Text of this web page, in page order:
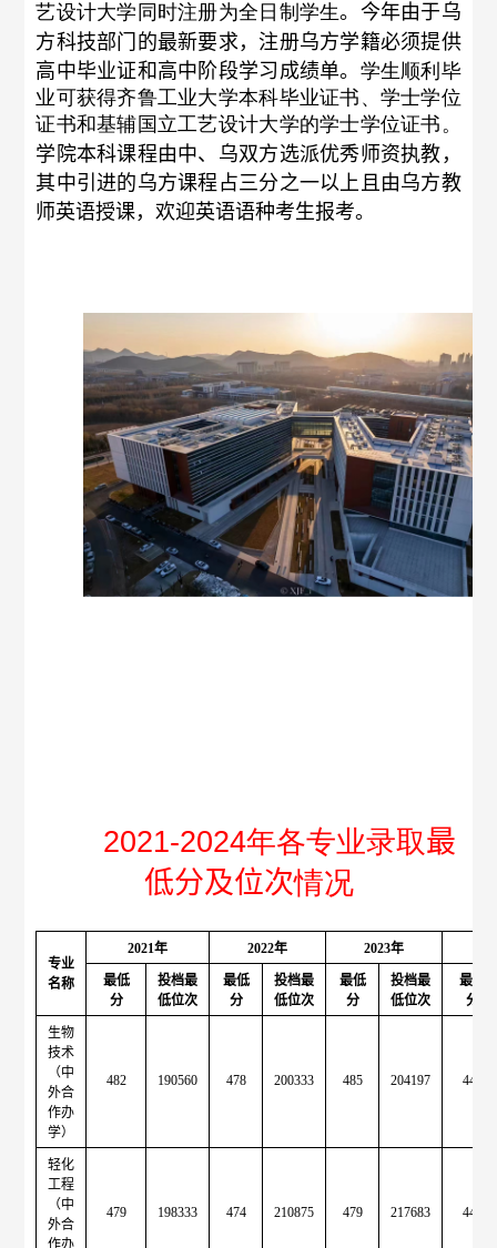
艺设计大学同时注册为全日制学生。 今年由于乌
方科技部门的最新要求，注册乌方学籍必须提供
高中毕业证和高中阶段学习成绩单。 学生顺利毕
业可获得齐鲁工业大学本科毕业证书、学士学位
证书和基辅国立工艺设计大学的学士学位证书。
学院本科课程由中、乌双方选派优秀师资执教，
其中引进的乌方课程占三分之一以上且由乌方教
师英语授课，欢迎英语语种考生报考。
2021-2024年各专业录取最
低分及位次情况
专业
名称
2021年 2022年 2023年
最低
分
投档最
低位次
最低
分
投档最
低位次
最低
分
投档最
低位次
最低
分
生物
技术
（中
外合
作办
学）
482 190560 478 200333 485 204197 445
轻化
工程
（中
外合
作办
479 198333 474 210875 479 217683 443